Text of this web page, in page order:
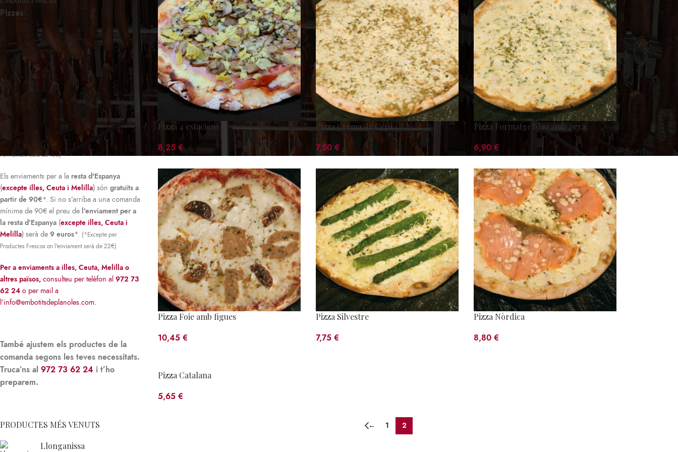
Pizzes
El lliurament de les comandes es farà efectiu
24-48h des de la data de recepció
de la
Els enviaments dins de
comanda mínima de 70€ el preu de
l’enviament per a Catalunya
serà de
*.(*Excepte per Productes Frescos on
l'enviament serà de 10€)
Els enviaments per a la resta d'Espanya
(excepte illes, Ceuta i Melilla) són gratuïts a
partir de 90€*. Si no s’arriba a una comanda
mínima de 90€ el preu de l’enviament per a
la resta d’Espanya (excepte illes, Ceuta i
Melilla) serà de 9 euros*. (*Excepte per
Productes Frescos on l'enviament serà de 22€)
Per a enviaments a illes, Ceuta, Melilla o
altres països, consulteu per telèfon al 972 73
62 24 o per mail a
l’info@embotitsdeplanoles.com.
També ajustem els productes de la
comanda segons les teves necessitats.
Truca’ns al 972 73 62 24 i t’ho
preparem.
PRODUCTES MÉS VENUTS
Llonganissa
Pizza 4 estacions
8,25 €
Pizza Crema de Ceps
7,50 €
Pizza Formatge blau amb pera
6,90 €
Pizza Foie amb figues
10,45 €
Pizza Silvestre
7,75 €
Pizza Nòrdica
8,80 €
Pizza Catalana
5,65 €
← 1 2